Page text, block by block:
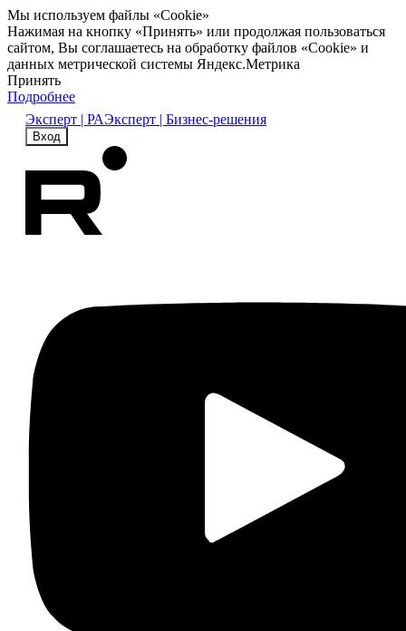
Мы используем файлы «Cookie»
Нажимая на кнопку «Принять» или продолжая пользоваться
сайтом, Вы соглашаетесь на обработку файлов «Cookie» и
данных метрической системы Яндекс.Метрика
Принять
Подробнее
Эксперт | РАЭксперт | Бизнес-решения
Вход